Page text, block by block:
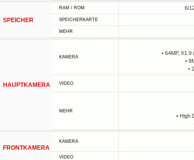
SPEICHER
RAM / ROM 6/
SPEICHERKARTE
MEHR
HAUPTKAMERA
KAMERA
• 64MP, f/
•
•
VIDEO
MEHR
• High
FRONTKAMERA
KAMERA
VIDEO